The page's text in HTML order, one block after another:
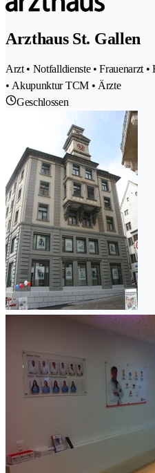
Arzthaus St. Gallen
Arzt • Notfalldienste • Frauenarzt •
• Akupunktur TCM • Ärzte
Geschlossen